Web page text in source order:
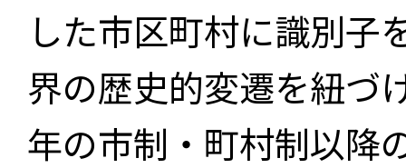
した市区町村に識別子
界の歴史的変遷を紐づ
年の市制・町村制以降